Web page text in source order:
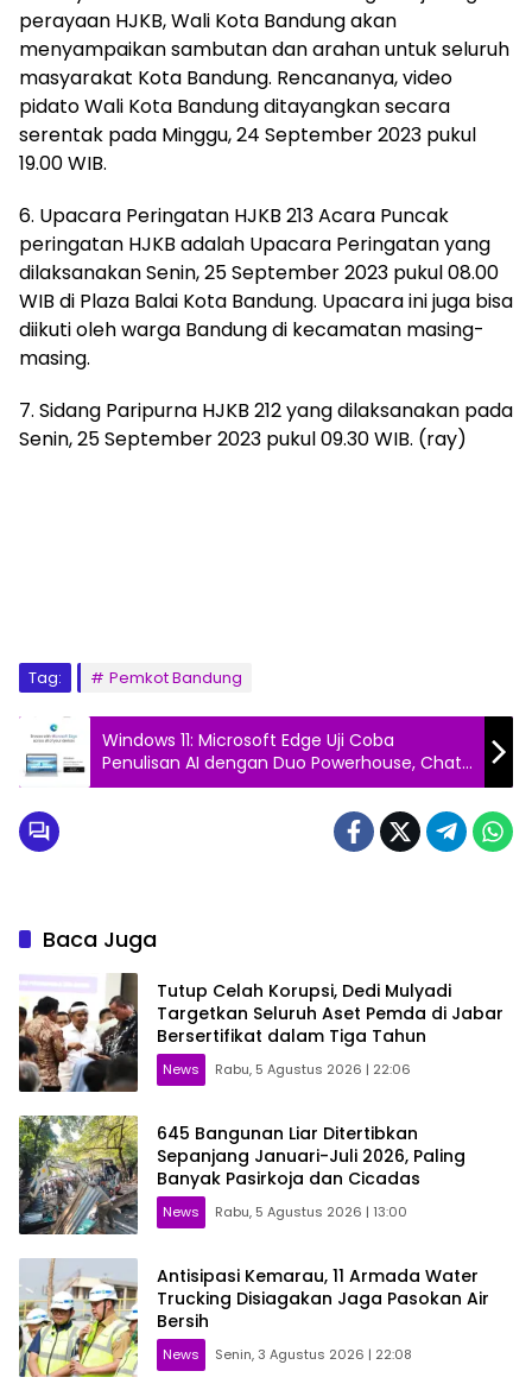
perayaan HJKB, Wali Kota Bandung akan
menyampaikan sambutan dan arahan untuk seluruh
masyarakat Kota Bandung. Rencananya, video
pidato Wali Kota Bandung ditayangkan secara
serentak pada Minggu, 24 September 2023 pukul
19.00 WIB.
6. Upacara Peringatan HJKB 213 Acara Puncak
peringatan HJKB adalah Upacara Peringatan yang
dilaksanakan Senin, 25 September 2023 pukul 08.00
WIB di Plaza Balai Kota Bandung. Upacara ini juga bisa
diikuti oleh warga Bandung di kecamatan masing-
masing.
7. Sidang Paripurna HJKB 212 yang dilaksanakan pada
Senin, 25 September 2023 pukul 09.30 WIB. (ray)
Tag: Pemkot Bandung
Windows 11: Microsoft Edge Uji Coba
Penulisan AI dengan Duo Powerhouse, Chat
GPT dan Bing AI
Baca Juga
Tutup Celah Korupsi, Dedi Mulyadi
Targetkan Seluruh Aset Pemda di Jabar
Bersertifikat dalam Tiga Tahun
News Rabu, 5 Agustus 2026 | 22:06
645 Bangunan Liar Ditertibkan
Sepanjang Januari-Juli 2026, Paling
Banyak Pasirkoja dan Cicadas
News Rabu, 5 Agustus 2026 | 13:00
Antisipasi Kemarau, 11 Armada Water
Trucking Disiagakan Jaga Pasokan Air
Bersih
News Senin, 3 Agustus 2026 | 22:08